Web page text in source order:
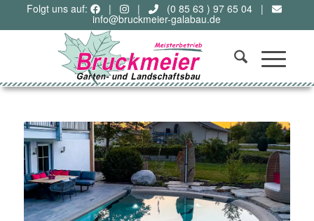
Folgt uns auf: | | (0 85 63 ) 97 65 04|
info@bruckmeier-galabau.de